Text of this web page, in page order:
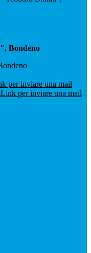
Bondeno
per inviare una mail
Link per inviare una mail